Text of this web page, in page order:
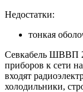
Недостатки:
тонкая
Севкабель ШВВП
приборов к сети
входят
холодильники,